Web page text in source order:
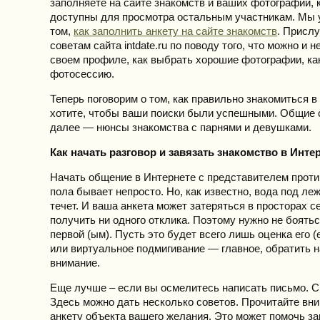
заполняете на сайте знакомств и ваших фотографий,
доступны для просмотра остальным участникам. Мы
том, как заполнить анкету на сайте знакомств.
советам сайта intdate.ru по поводу того, что можно и
своем профиле, как выбрать хорошие фотографии,
фотосессию.
Теперь поговорим о том, как правильно знакомиться
хотите, чтобы ваши поиски были успешными. Общие
далее — нюнсы знакомства с парнями и девушками.
Как начать разговор и завязать знакомство в
Начать общение в Интернете с представителем
пола бывает непросто. Но, как известно, вода под
течет. И ваша анкета может затеряться в просторах
получить ни одного отклика. Поэтому нужно не
первой (ым). Пусть это будет всего лишь оценка его
или виртуальное подмигивание — главное, обратить
внимание.
Еще лучше – если вы осмелитесь написать письмо. С
Здесь можно дать несколько советов. Прочитайте
анкету объекта вашего желания. Это может помочь